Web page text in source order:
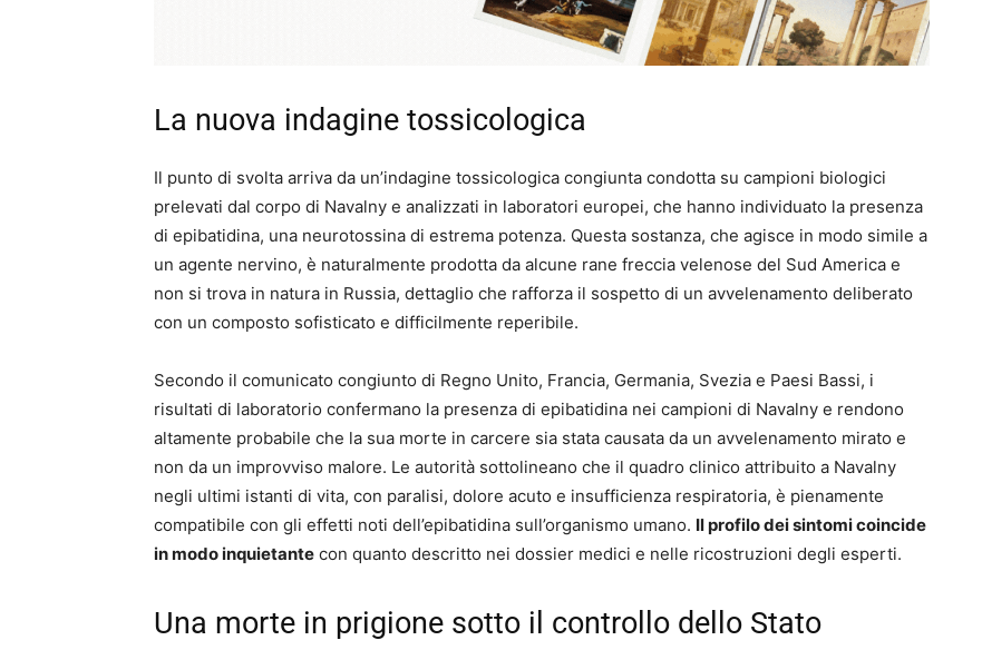
La nuova indagine tossicologica
Il punto di svolta arriva da un’indagine tossicologica congiunta condotta su campioni biologici
prelevati dal corpo di Navalny e analizzati in laboratori europei, che hanno individuato la presenza
di epibatidina, una neurotossina di estrema potenza. Questa sostanza, che agisce in modo simile a
un agente nervino, è naturalmente prodotta da alcune rane freccia velenose del Sud America e
non si trova in natura in Russia, dettaglio che rafforza il sospetto di un avvelenamento deliberato
con un composto sofisticato e difficilmente reperibile.
Secondo il comunicato congiunto di Regno Unito, Francia, Germania, Svezia e Paesi Bassi, i
risultati di laboratorio confermano la presenza di epibatidina nei campioni di Navalny e rendono
altamente probabile che la sua morte in carcere sia stata causata da un avvelenamento mirato e
non da un improvviso malore. Le autorità sottolineano che il quadro clinico attribuito a Navalny
negli ultimi istanti di vita, con paralisi, dolore acuto e insufficienza respiratoria, è pienamente
compatibile con gli effetti noti dell’epibatidina sull’organismo umano. Il profilo dei sintomi coincide
in modo inquietante con quanto descritto nei dossier medici e nelle ricostruzioni degli esperti.
Una morte in prigione sotto il controllo dello Stato